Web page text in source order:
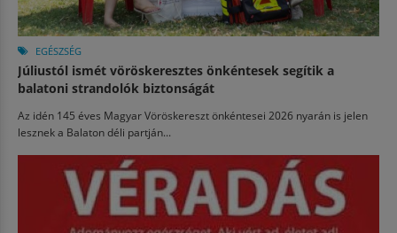
EGÉSZSÉG
Júliustól ismét vöröskeresztes önkéntesek segítik a
balatoni strandolók biztonságát
Az idén 145 éves Magyar Vöröskereszt önkéntesei 2026 nyarán is jelen
lesznek a Balaton déli partján...